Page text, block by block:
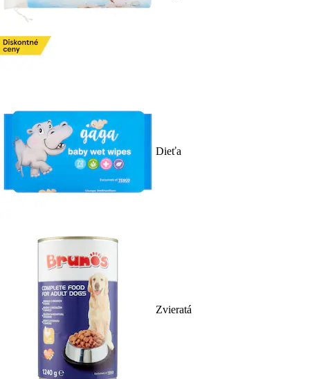
Dieťa
Zvieratá